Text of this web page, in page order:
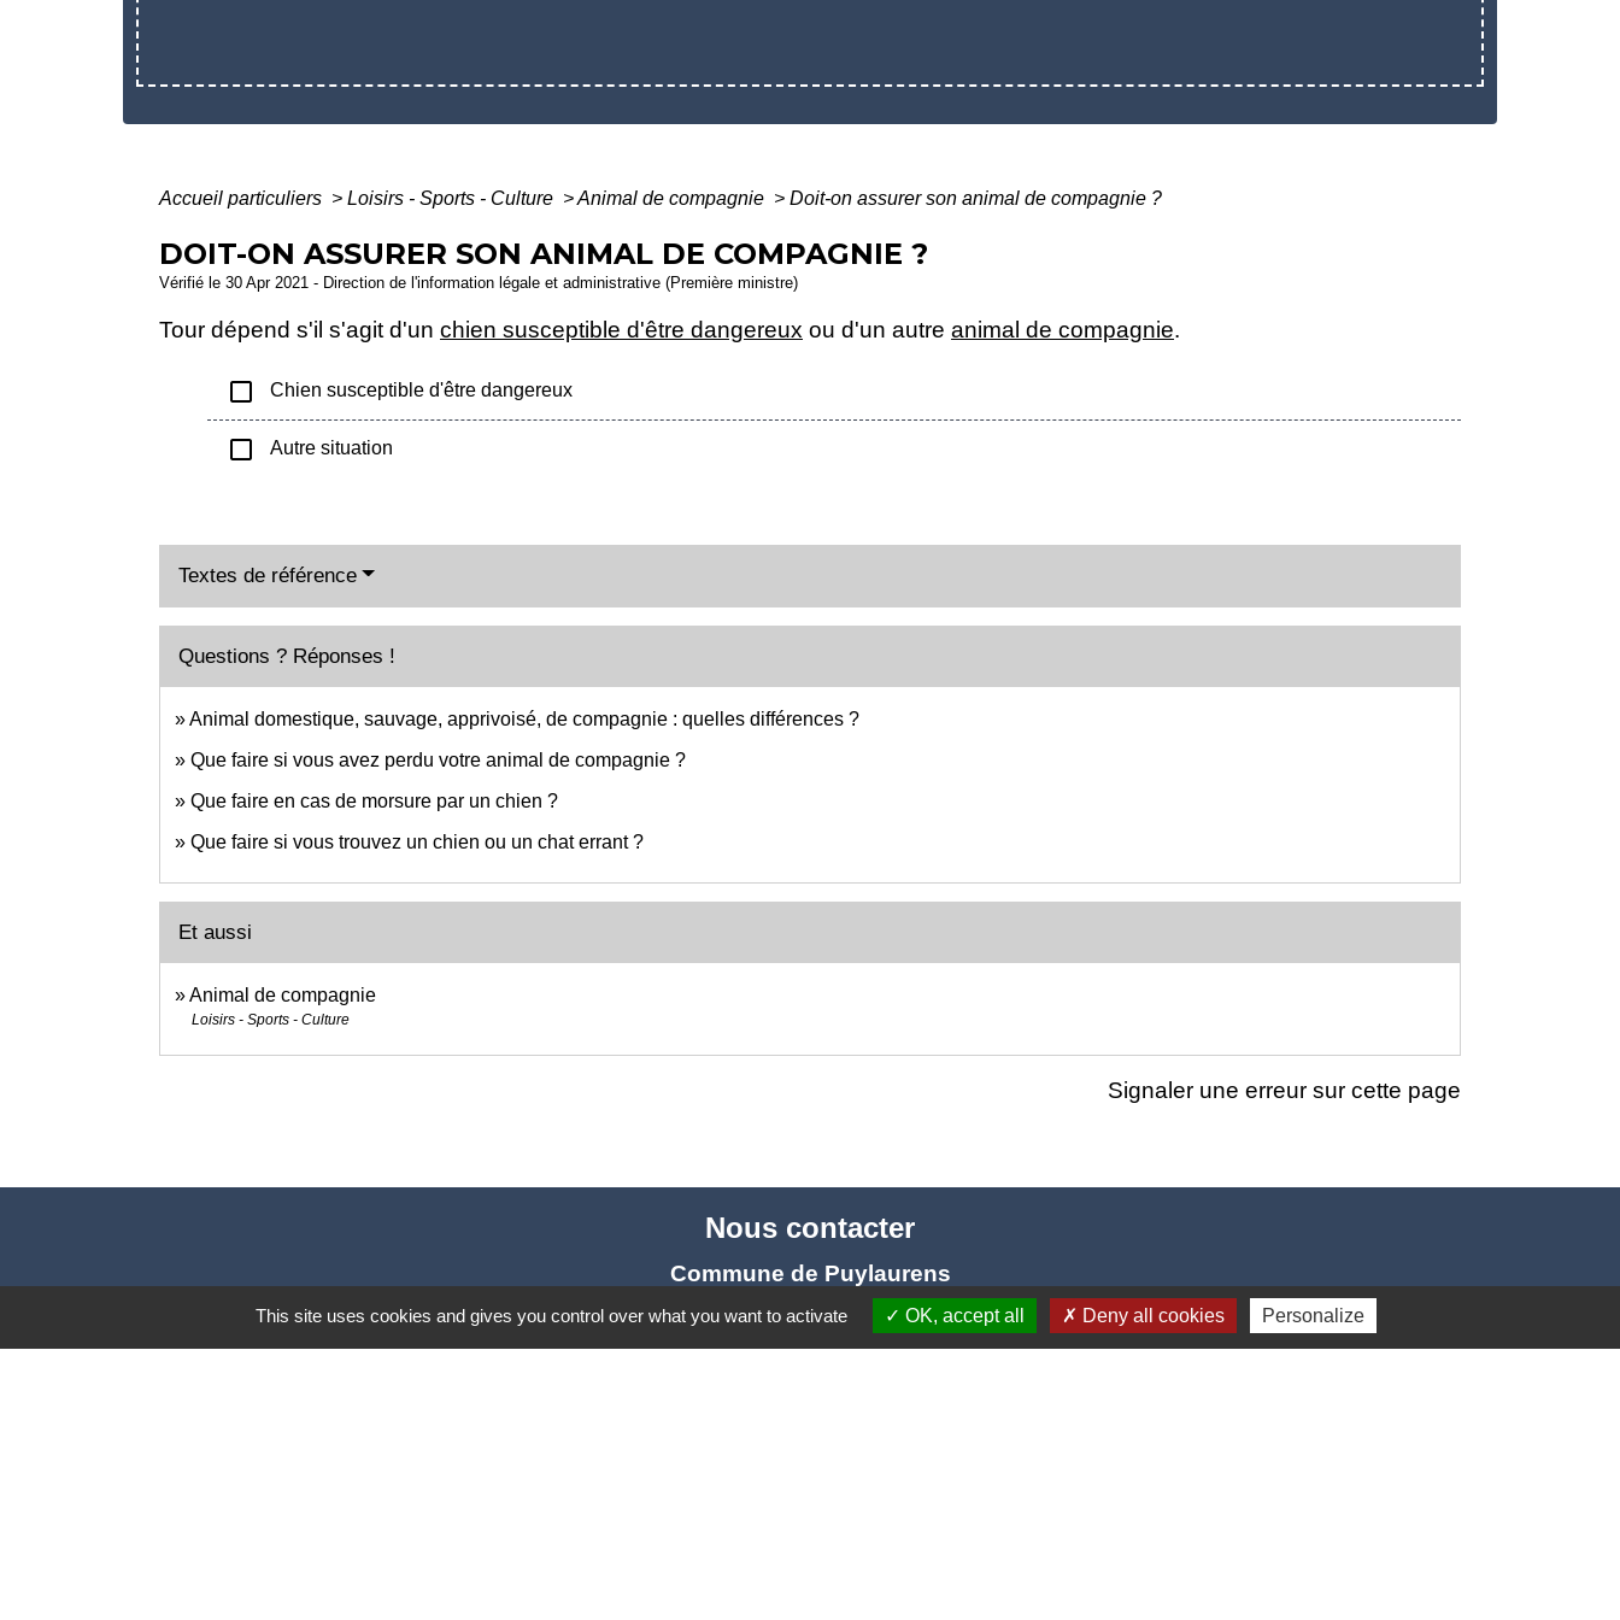
Accueil particuliers > Loisirs - Sports - Culture >Animal de compagnie > Doit-on assurer son animal de compagnie ?
DOIT-ON ASSURER SON ANIMAL DE COMPAGNIE ?
Vérifié le 30 Apr 2021 - Direction de l'information légale et administrative (Première ministre)
Tour dépend s'il s'agit d'un chien susceptible d'être dangereux ou d'un autre animal de compagnie.
check_box_outline_blank Chien susceptible d'être dangereux
check_box_outline_blank Autre situation
Textes de référence
Questions ? Réponses !
Animal domestique, sauvage, apprivoisé, de compagnie : quelles différences ?
Que faire si vous avez perdu votre animal de compagnie ?
Que faire en cas de morsure par un chien ?
Que faire si vous trouvez un chien ou un chat errant ?
Et aussi
Animal de compagnie
Loisirs - Sports - Culture
Signaler une erreur sur cette page
Nous contacter
Commune de Puylaurens
1 rue de la Mairie
81700 Puylaurens - FRANCE
This site uses cookies and gives you control over what you want to activate OK, accept all Deny all cookies Personalize